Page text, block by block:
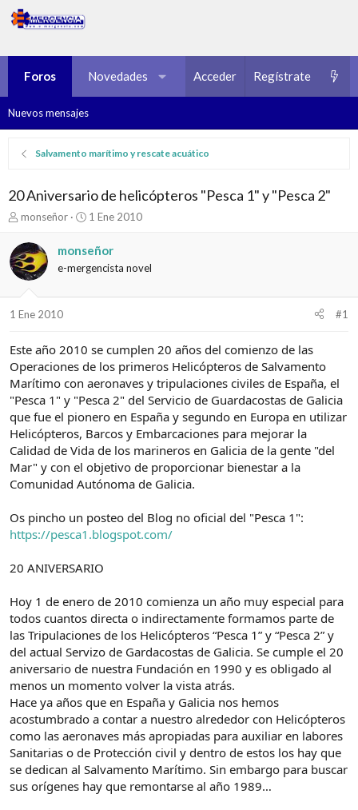
Foros Novedades Multimedia Recursos
Acceder Regístrate
Nuevos mensajes
Salvamento marítimo y rescate acuático
20 Aniversario de helicópteros "Pesca 1" y "Pesca 2"
I
i
c
i
o
d
l
t
e
m
a
monseñor
F
h
a
c
i
o
1 Ene 2010
monseñor
e-mergencista novel
1 Ene 2010 #1
Este año 2010 se cumplen 20 años del comienzo de las
Operaciones de los primeros Helicópteros de Salvamento
Marítimo con aeronaves y tripulaciones civiles de España, el
"Pesca 1" y "Pesca 2" del Servicio de Guardacostas de Galicia
que fue el pionero en España y segundo en Europa en utilizar
Helicópteros, Barcos y Embarcaciones para mejorar la
Calidad de Vida de los marineros en Galicia de la gente "del
Mar" y con el objetivo de proporcionar bienestar a la
Comunidad Autónoma de Galicia.
Os pincho un posteo del Blog no oficial del "Pesca 1":
https://pesca1.blogspot.com/
20 ANIVERSARIO
Hoy 1 de enero de 2010 comienza un año muy especial para
todos cuantos directa o indirectamente formamos parte de
las Tripulaciones de los Helicópteros “Pesca 1” y “Pesca 2” y
del actual Servizo de Gardacostas de Galicia. Se cumple el 20
aniversario de nuestra Fundación en 1990 y es obligado al
menos un momento volver la vista atrás.
Hace ya años que en España y Galicia nos hemos
acostumbrado a contar a nuestro alrededor con Helicópteros
como las aeronaves más apropiadas para auxiliar en labores
Sanitarias o de Protección civil y dentro de estos los hay que
se dedican al Salvamento Marítimo. Sin embargo para buscar
sus orígenes hay que remontarse al año 1989…